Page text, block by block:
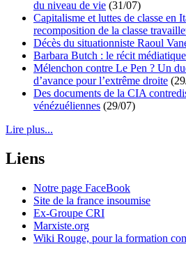
du niveau de vie (31/07)
Capitalisme et luttes de classe en
recomposition de la classe
Décès du situationniste Raoul
Barbara Butch : le récit
Mélenchon contre Le Pen ? Un
d’avance pour l’extrême droite
Des documents de la CIA
vénézuéliennes (29/07)
Lire plus...
Liens
Notre page FaceBook
Site de la france insoumise
Ex-Groupe CRI
Marxiste.org
Wiki Rouge, pour la formation